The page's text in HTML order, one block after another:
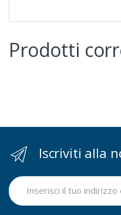
Prodotti
Iscriviti alla